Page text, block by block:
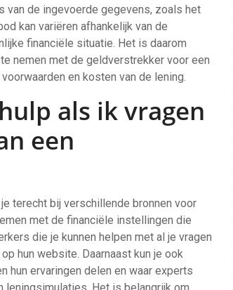
van de ingevoerde gegevens, zoals het
kan variëren afhankelijk van de
financiële situatie. Het is daarom
nemen met de geldverstrekker voor een
en kosten van de lening.
als ik vragen
een
terecht bij verschillende bronnen voor
met de financiële instellingen die
die je kunnen helpen met al je vragen
hun website. Daarnaast kun je ook
hun ervaringen delen en waar experts